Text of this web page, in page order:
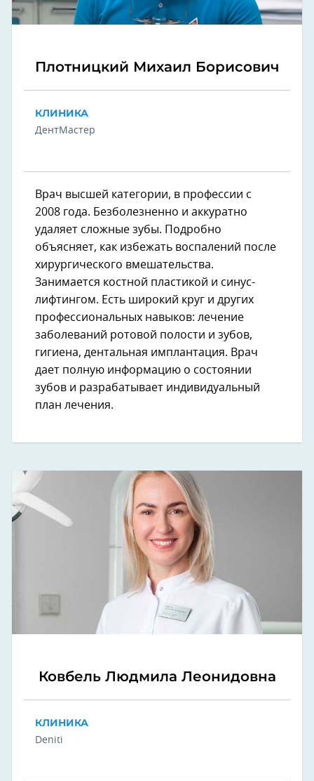
Плотницкий Михаил Борисович
КЛИНИКА
ДентМастер
Врач высшей категории, в профессии с
2008 года. Безболезненно и аккуратно
удаляет сложные зубы. Подробно
объясняет, как избежать воспалений после
хирургического вмешательства.
Занимается костной пластикой и синус-
лифтингом. Есть широкий круг и других
профессиональных навыков: лечение
заболеваний ротовой полости и зубов,
гигиена, дентальная имплантация. Врач
дает полную информацию о состоянии
зубов и разрабатывает индивидуальный
план лечения.
Ковбель Людмила Леонидовна
КЛИНИКА
Deniti